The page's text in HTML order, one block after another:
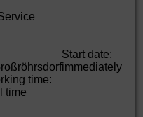
Start date:
immediately
time:
time